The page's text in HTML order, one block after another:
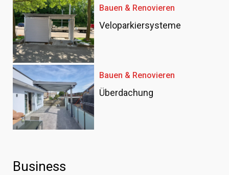
Bauen & Renovieren
Veloparkiersysteme
Bauen & Renovieren
Überdachung
Business